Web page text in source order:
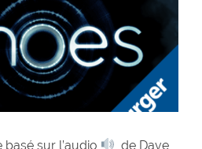
basé sur l’audio de Dave